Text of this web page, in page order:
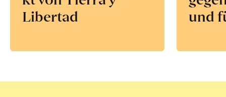
Libertad
und